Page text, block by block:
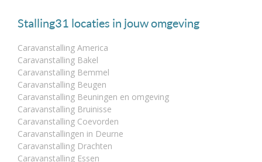
Stalling31 locaties in jouw omgeving
Caravanstalling America
Caravanstalling Bakel
Caravanstalling Bemmel
Caravanstalling Beugen
Caravanstalling Beuningen en omgeving
Caravanstalling Bruinisse
Caravanstalling Coevorden
Caravanstallingen in Deurne
Caravanstalling Drachten
Caravanstalling Essen